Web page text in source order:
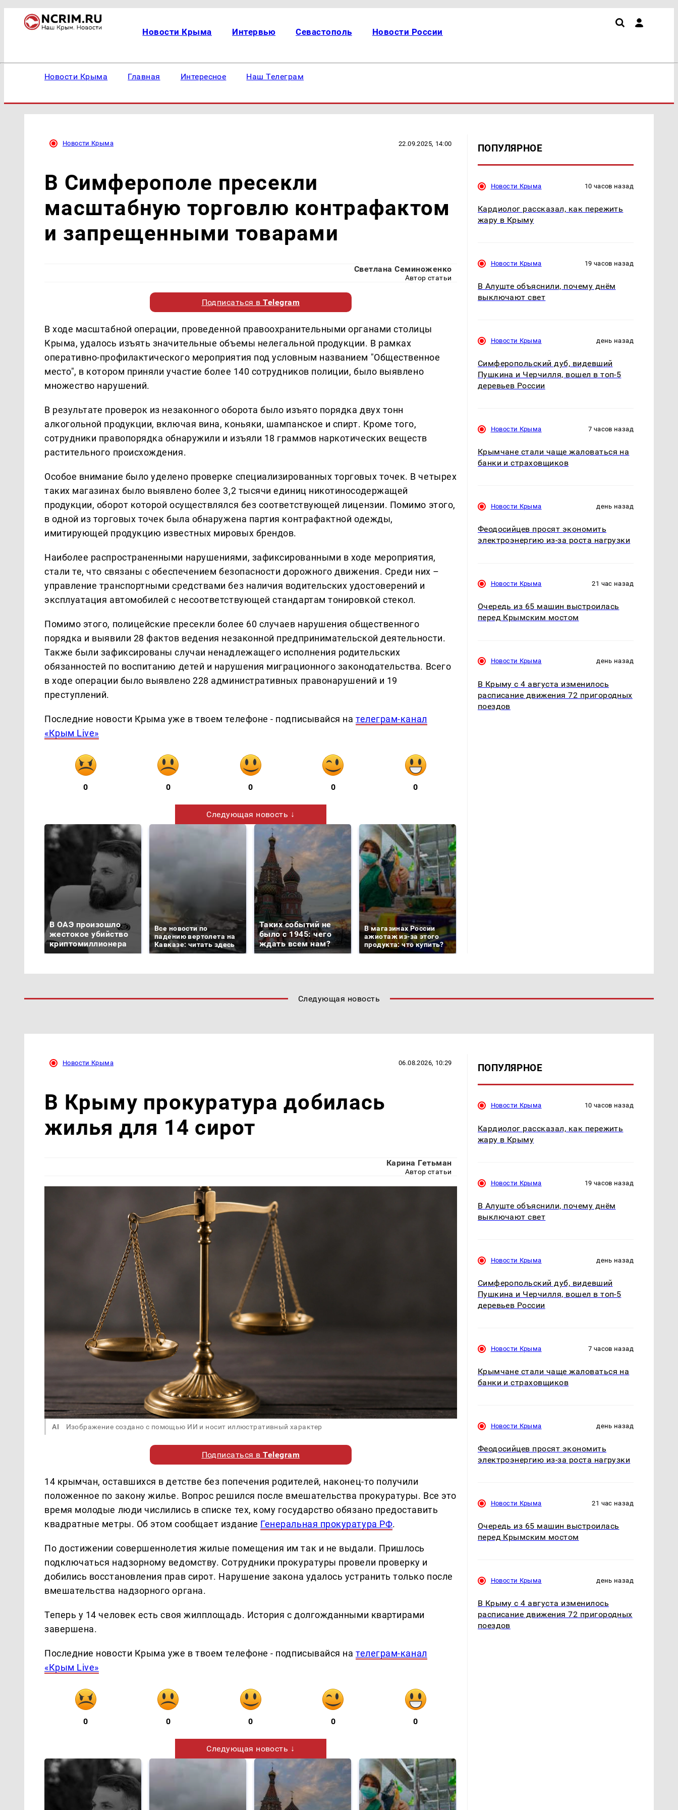
Новости Крыма Интервью Севастополь Новости России
Новости Крыма Главная Интересное Наш Телеграм
Новости Крыма 22.09.2025, 14:00
В Симферополе пресекли
масштабную торговлю контрафактом
и запрещенными товарами
Светлана Семиноженко
Автор статьи
Подписаться вTelegram
В ходе масштабной операции, проведенной правоохранительными органами столицы
Крыма, удалось изъять значительные объемы нелегальной продукции. В рамках
оперативно-профилактического мероприятия под условным названием "Общественное
место", в котором приняли участие более 140 сотрудников полиции, было выявлено
множество нарушений.
В результате проверок из незаконного оборота было изъято порядка двух тонн
алкогольной продукции, включая вина, коньяки, шампанское и спирт. Кроме того,
сотрудники правопорядка обнаружили и изъяли 18 граммов наркотических веществ
растительного происхождения.
Особое внимание было уделено проверке специализированных торговых точек. В четырех
таких магазинах было выявлено более 3,2 тысячи единиц никотиносодержащей
продукции, оборот которой осуществлялся без соответствующей лицензии. Помимо этого,
в одной из торговых точек была обнаружена партия контрафактной одежды,
имитирующей продукцию известных мировых брендов.
Наиболее распространенными нарушениями, зафиксированными в ходе мероприятия,
стали те, что связаны с обеспечением безопасности дорожного движения. Среди них –
управление транспортными средствами без наличия водительских удостоверений и
эксплуатация автомобилей с несоответствующей стандартам тонировкой стекол.
Помимо этого, полицейские пресекли более 60 случаев нарушения общественного
порядка и выявили 28 фактов ведения незаконной предпринимательской деятельности.
Также были зафиксированы случаи ненадлежащего исполнения родительских
обязанностей по воспитанию детей и нарушения миграционного законодательства. Всего
в ходе операции было выявлено 228 административных правонарушений и 19
преступлений.
Последние новости Крыма уже в твоем телефоне - подписывайся нателеграм-канал
«Крым Live»
0 0 0 0 0
Следующая новость ↓
В ОАЭ произошло
жестокое убийство
криптомиллионера
Все новости по
падению вертолета на
Кавказе: читать здесь
Таких событий не
было с 1945: чего
ждать всем нам?
В магазинах России
ажиотаж из-за этого
продукта: что купить?
ПОПУЛЯРНОЕ
Новости Крыма 10 часов назад
Кардиолог рассказал, как пережить
жару в Крыму
Новости Крыма 19 часов назад
В Алуште объяснили, почему днём
выключают свет
Новости Крыма день назад
Симферопольский дуб, видевший
Пушкина и Черчилля, вошел в топ-5
деревьев России
Новости Крыма 7 часов назад
Крымчане стали чаще жаловаться на
банки и страховщиков
Новости Крыма день назад
Феодосийцев просят экономить
электроэнергию из-за роста нагрузки
Новости Крыма 21 час назад
Очередь из 65 машин выстроилась
перед Крымским мостом
Новости Крыма день назад
В Крыму с 4 августа изменилось
расписание движения 72 пригородных
поездов
Следующая новость
Новости Крыма 06.08.2026, 10:29
В Крыму прокуратура добилась
жилья для 14 сирот
Карина Гетьман
Автор статьи
AI Изображение создано с помощью ИИ и носит иллюстративный характер
Подписаться вTelegram
14 крымчан, оставшихся в детстве без попечения родителей, наконец-то получили
положенное по закону жилье. Вопрос решился после вмешательства прокуратуры. Все это
время молодые люди числились в списке тех, кому государство обязано предоставить
квадратные метры. Об этом сообщает издание Генеральная прокуратура РФ.
По достижении совершеннолетия жилые помещения им так и не выдали. Пришлось
подключаться надзорному ведомству. Сотрудники прокуратуры провели проверку и
добились восстановления прав сирот. Нарушение закона удалось устранить только после
вмешательства надзорного органа.
Теперь у 14 человек есть своя жилплощадь. История с долгожданными квартирами
завершена.
Последние новости Крыма уже в твоем телефоне - подписывайся нателеграм-канал
«Крым Live»
0 0 0 0 0
Следующая новость ↓
ПОПУЛЯРНОЕ
Новости Крыма 10 часов назад
Кардиолог рассказал, как пережить
жару в Крыму
Новости Крыма 19 часов назад
В Алуште объяснили, почему днём
выключают свет
Новости Крыма день назад
Симферопольский дуб, видевший
Пушкина и Черчилля, вошел в топ-5
деревьев России
Новости Крыма 7 часов назад
Крымчане стали чаще жаловаться на
банки и страховщиков
Новости Крыма день назад
Феодосийцев просят экономить
электроэнергию из-за роста нагрузки
Новости Крыма 21 час назад
Очередь из 65 машин выстроилась
перед Крымским мостом
Новости Крыма день назад
В Крыму с 4 августа изменилось
расписание движения 72 пригородных
поездов